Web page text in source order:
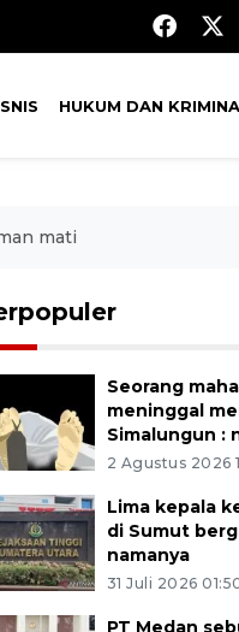
HUKUM DAN
mati
Seorang
meninggal
Simalungun :
2 Agustus 2026
Lima kepala
di Sumut
namanya
31 Juli 2026
PT Medan